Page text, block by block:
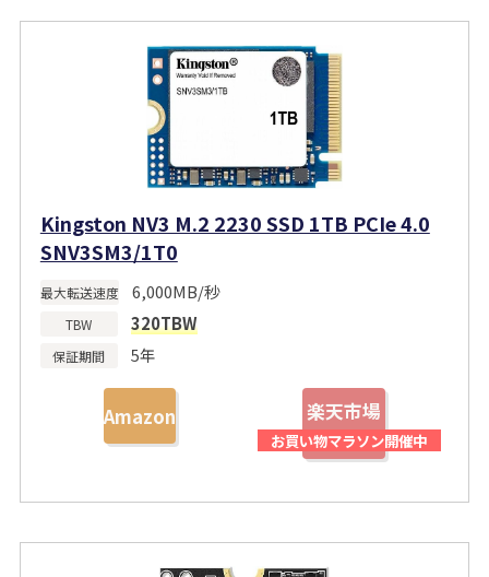
Kingston NV3 M.2 2230 SSD 1TB PCIe 4.0
SNV3SM3/1T0
最大転送速度 6,000MB/秒
TBW 320TBW
保証期間 5年
Amazon 楽天市場